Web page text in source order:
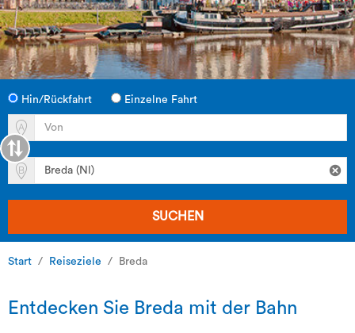
Hin/Rückfahrt Einzelne Fahrt
SUCHEN
Start Reiseziele Breda
Entdecken Sie Breda mit der Bahn